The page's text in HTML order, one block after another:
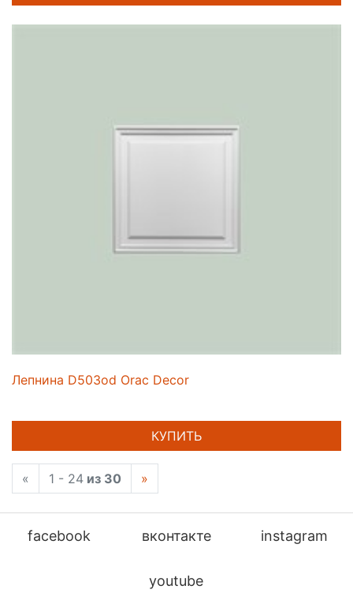
Лепнина D503od Orac Decor
КУПИТЬ
« 1 - 24 из 30 »
facebook вконтакте instagram
youtube